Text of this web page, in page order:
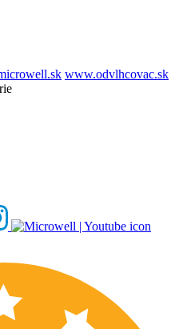
www.odvlhcovac.sk